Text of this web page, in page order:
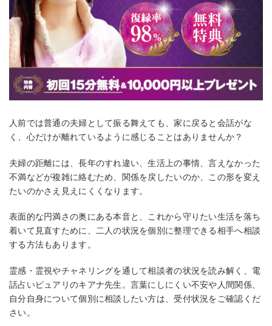
人前では普通の夫婦として振る舞えても、家に戻ると会話がな
く、心だけが離れているように感じることはありませんか？
夫婦の距離には、長年のすれ違い、生活上の事情、言えなかった
不満などが複雑に絡むため、関係を戻したいのか、この形を変え
たいのかさえ見えにくくなります。
表面的な円満さの奥にある本音と、これから守りたい生活を落ち
着いて見直すために、二人の状況を個別に整理できる相手へ相談
する方法もあります。
霊感・霊視やチャネリングを通して相談者の状況を読み解く、電
話占いピュアリのキアナ先生。言葉にしにくい不安や人間関係、
自分自身について個別に相談したい方は、受付状況をご確認くだ
さい。